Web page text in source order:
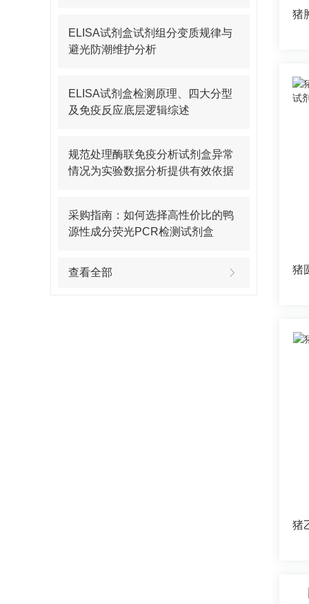
ELISA试剂盒试剂组分变质规律与
避光防潮维护分析
ELISA试剂盒检测原理、四大分型
及免疫反应底层逻辑综述
规范处理酶联免疫分析试剂盒异常
情况为实验数据分析提供有效依据
采购指南：如何选择高性价比的鸭
源性成分荧光PCR检测试剂盒
查看全部